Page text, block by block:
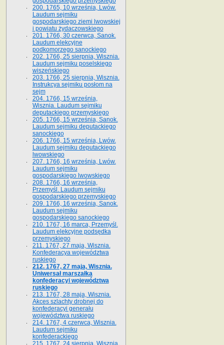
200. 1765, 10 września, Lwów.
Laudum sejmiku
gospodarskiego ziemi lwowskiej
i powiatu żydaczowskiego
201. 1766, 30 czerwca, Sanok.
Laudum elekcyjne
podkomorzego sanockiego
202. 1766, 25 sierpnia, Wisznia.
Laudum sejmiku poselskiego
wiszeńskiego
203. 1766, 25 sierpnia, Wisznia.
Instrukcya sejmiku posłom na
sejm
204. 1766, 15 września,
Wisznia. Laudum sejmiku
deputackiego przemyskiego
205. 1766, 15 września, Sanok.
Laudum sejmiku deputackiego
sanockiego
206. 1766, 15 września, Lwów.
Laudum sejmiku deputackiego
lwowskiego
207. 1766, 16 września, Lwów.
Laudum sejmiku
gospodarskiego lwowskiego
208. 1766, 16 września,
Przemyśl. Laudum sejmiku
gospodarskiego przemyskiego
209. 1766, 16 września, Sanok.
Laudum sejmiku
gospodarskiego sanockiego
210. 1767, 16 marca, Przemyśl.
Laudum elekcyjne podsędka
przemyskiego
211. 1767, 27 maja, Wisznia.
Konfederacya województwa
ruskiego
212. 1767, 27 maja, Wisznia.
Uniwersał marszałka
konfederacyi województwa
ruskiego
213. 1767, 28 maja, Wisznia.
Akces szlachty drobnej do
konfederacyi generału
województwa ruskiego
214. 1767, 4 czerwca, Wisznia.
Laudum sejmiku
konfederackiego
215. 1767, 24 sierpnia, Wisznia.